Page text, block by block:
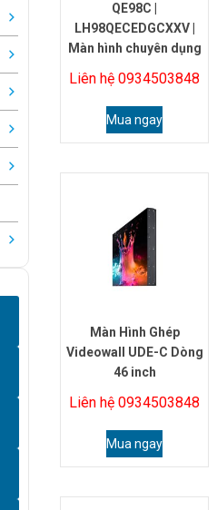
QE98C |
LH98QECEDGCXXV |
Màn hình chuyên dụng
Liên hệ 0934503848
Mua ngay
Màn Hình Ghép
Videowall UDE-C Dòng
46 inch
Liên hệ 0934503848
Mua ngay